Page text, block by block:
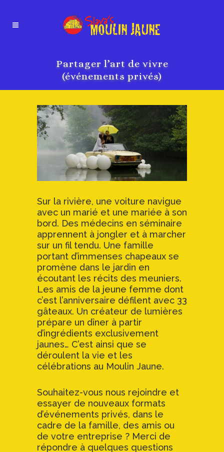
Partager l’art de vivre
(événements privés)
Sur la rivière, une voiture navigue
avec un marié et une mariée à son
bord. Des médecins en séminaire
apprennent à jongler et à marcher
sur un fil tendu. Une famille
portant d’immenses chapeaux se
promène dans le jardin en
écoutant les récits des meuniers.
Les amis de la jeune femme dont
c’est l’anniversaire défilent avec 33
gâteaux. Un créateur de lumières
prépare un dîner à partir
d’ingrédients exclusivement
jaunes… C’est ainsi que se
déroulent la vie et les
célébrations au Moulin Jaune.
Souhaitez-vous nous rejoindre et
essayer de nouveaux formats
d’événements privés, dans le
cadre de la famille, des amis ou
de votre entreprise ? Merci de
répondre à quelques questions